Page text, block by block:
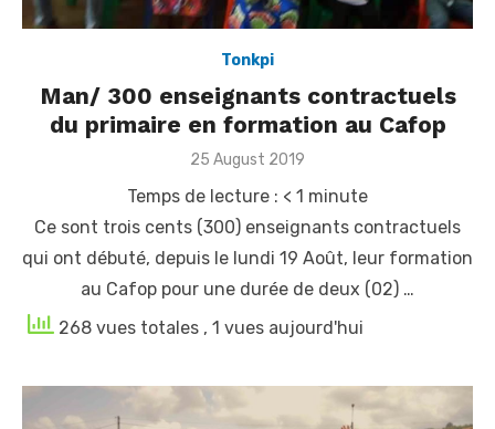
Tonkpi
Man/ 300 enseignants contractuels
du primaire en formation au Cafop
Posted
25 August 2019
Temps de lecture : < 1 minute
Ce sont trois cents (300) enseignants contractuels
qui ont débuté, depuis le lundi 19 Août, leur formation
au Cafop pour une durée de deux (02) …
268 vues totales , 1 vues aujourd'hui